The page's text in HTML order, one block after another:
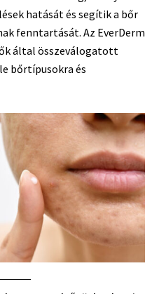
hatását és segítik a bőr
fenntartását. Az EverDerm
által összeválogatott
bőrtípusokra és